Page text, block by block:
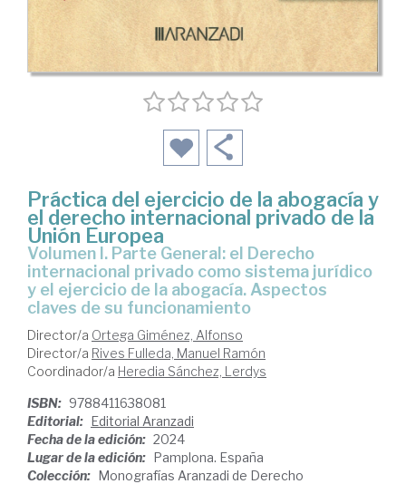
Práctica del ejercicio de la abogacía y
el derecho internacional privado de la
Unión Europea
Volumen I. Parte General: el Derecho
internacional privado como sistema jurídico
y el ejercicio de la abogacía. Aspectos
claves de su funcionamiento
Director/a Ortega Giménez, Alfonso
Director/a Rives Fulleda, Manuel Ramón
Coordinador/a Heredia Sánchez, Lerdys
ISBN: 9788411638081
Editorial: Editorial Aranzadi
Fecha de la edición: 2024
Lugar de la edición: Pamplona. España
Colección: Monografías Aranzadi de Derecho